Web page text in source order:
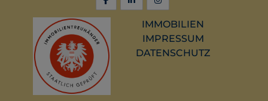
IMMOBILIEN
IMPRESSUM
DATENSCHUTZ